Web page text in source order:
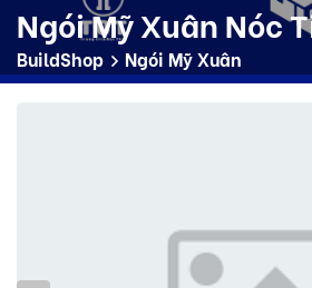
Ngói Mỹ Xuân Nóc
BuildShop Ngói Mỹ Xuân